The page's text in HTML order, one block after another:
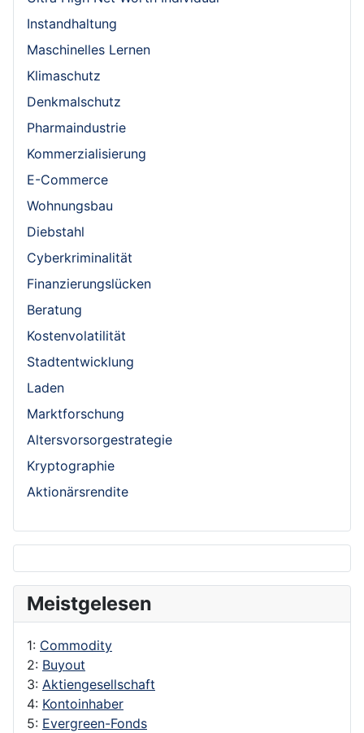
Instandhaltung
Maschinelles Lernen
Klimaschutz
Denkmalschutz
Pharmaindustrie
Kommerzialisierung
E-Commerce
Wohnungsbau
Diebstahl
Cyberkriminalität
Finanzierungslücken
Beratung
Kostenvolatilität
Stadtentwicklung
Laden
Marktforschung
Altersvorsorgestrategie
Kryptographie
Aktionärsrendite
Meistgelesen
1: Commodity
2: Buyout
3: Aktiengesellschaft
4: Kontoinhaber
5: Evergreen-Fonds